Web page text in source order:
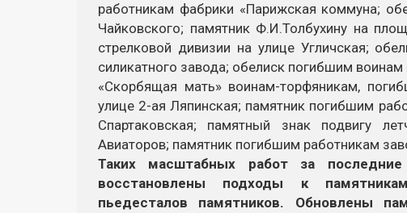
работникам фабрики «Парижская коммуна;
Чайковского; памятник Ф.И.Толбухину на
стрелковой дивизии на улице Угличская;
силикатного завода; обелиск погибшим
«Скорбящая мать» воинам-торфяникам,
улице 2-ая Ляпинская; памятник погибшим
Спартаковская; памятный знак подвигу
Авиаторов; памятник погибшим работникам
Таких масштабных работ за
восстановлены подходы к
пьедесталов памятников. Обновлены